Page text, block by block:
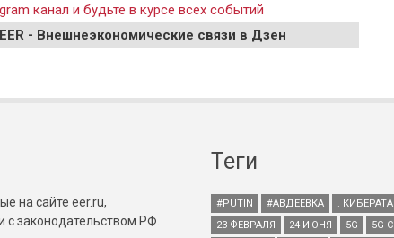
канал и будьте в курсе всех событий
- Внешнеэкономические связи в Дзен
на сайте eer.ru,
с законодательством РФ.
Теги
#PUTIN #АВДЕЕВКА .
23 ФЕВРАЛЯ
24 ИЮНЯ 5G 5G-